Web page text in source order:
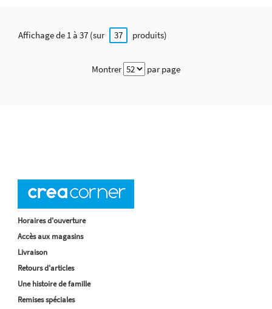
Affichage de 1 à 37 (sur 37 produits)
Montrer par page
Horaires d'ouverture
Accès aux magasins
Livraison
Retours d'articles
Une histoire de famille
Remises spéciales